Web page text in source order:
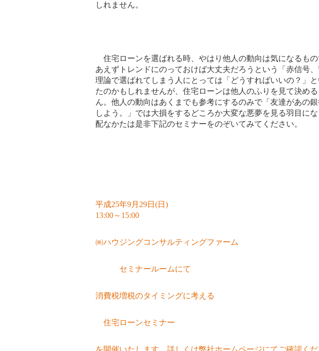
しれません。
住宅ローンを選ばれる時、やはり他人の動向は気になるもの
あえずトレンドにのっておけば大丈夫だろうという「赤信号、
理論で選ばれてしまう人にとっては「どうすればいいの？」
たのかもしれませんが、住宅ローンは他人のふりを見て決め
ん。他人の動向はあくまでも参考にするのみで「友達があの
しよう。」では大損をするどころか大変な悪夢を見る羽目に
配なかたは是非下記のセミナーをのぞいてみてください。
平成25年9月 29日 (日 )
13:00～ 15:00
㈱ハウジングコンサルティングファーム
セミナールームにて
消費税増税のタイミングに考える
住宅ローンセミナー
を開催いたします。詳しくは弊社ホームページにてご確認くだ